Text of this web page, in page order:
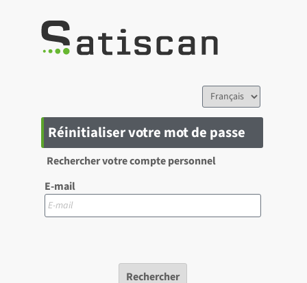
Réinitialiser votre mot de passe
Rechercher votre compte personnel
E-mail